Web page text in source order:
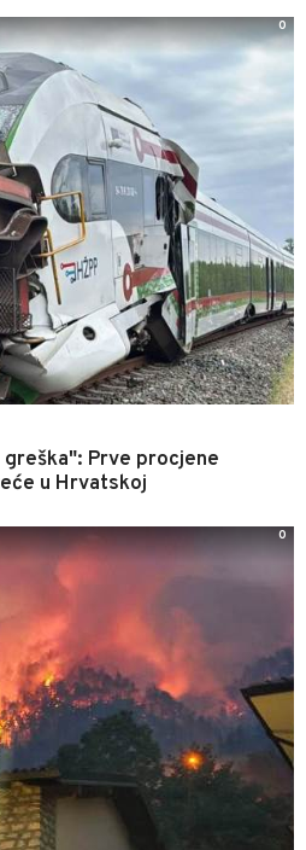
Prve procjene
u Hrvatskoj
0
0